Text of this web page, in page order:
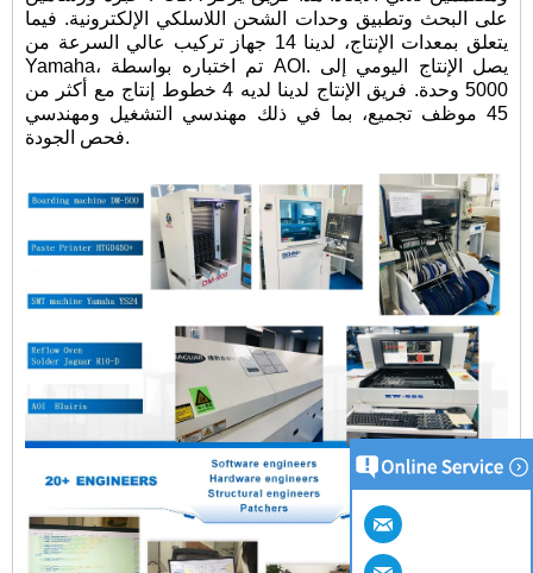
على البحث وتطبيق وحدات الشحن اللاسلكي الإلكترونية. فيما
يتعلق بمعدات الإنتاج، لدينا 14 جهاز تركيب عالي السرعة من
Yamaha، تم اختباره بواسطة AOI. يصل الإنتاج اليومي إلى
5000 وحدة. فريق الإنتاج لدينا لديه 4 خطوط إنتاج مع أكثر من
45 موظف تجميع، بما في ذلك مهندسي التشغيل ومهندسي
فحص الجودة.